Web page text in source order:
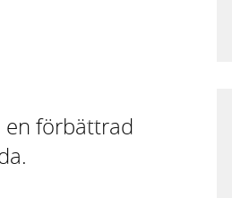
en förbättrad